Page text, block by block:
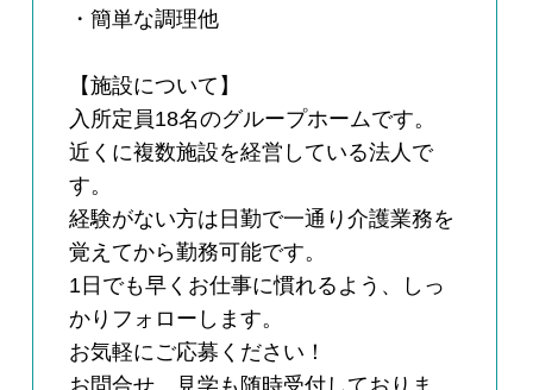
・簡単な調理他
【施設について】
入所定員18名のグループホームです。
近くに複数施設を経営している法人で
す。
経験がない方は日勤で一通り介護業務を
覚えてから勤務可能です。
1日でも早くお仕事に慣れるよう、しっ
かりフォローします。
お気軽にご応募ください！